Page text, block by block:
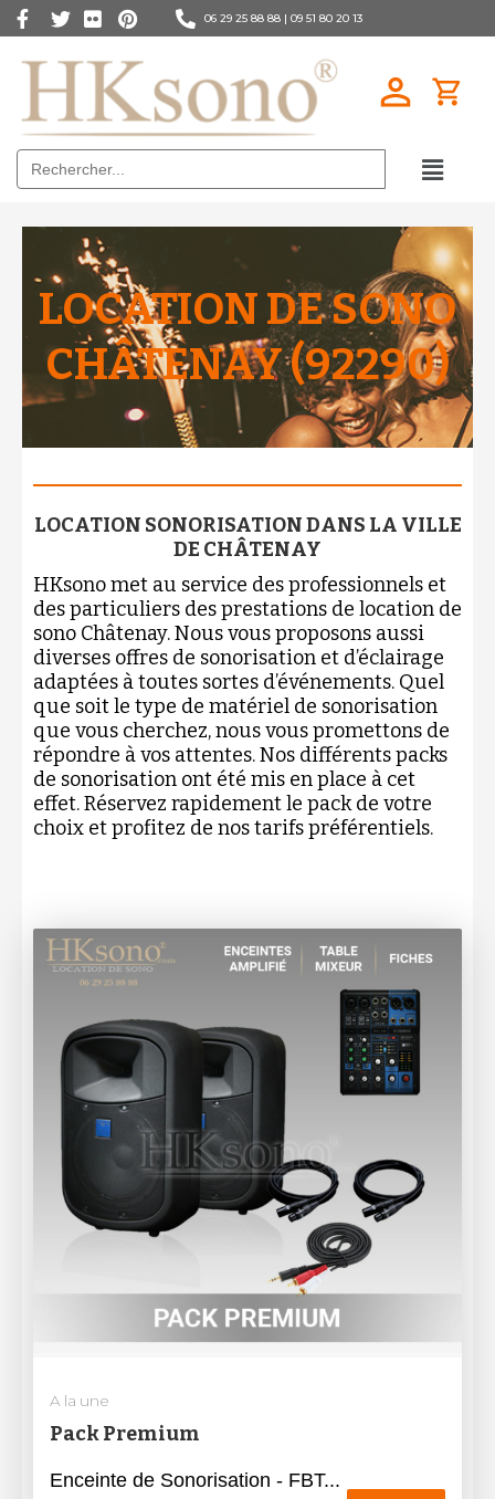
06 29 25 88 88 | 09 51 80 20 13
Search
for:
LOCATION DE SONO
CHÂTENAY (92290)
LOCATION SONORISATION DANS LA VILLE
DE CHÂTENAY
HKsono met au service des professionnels et
des particuliers des prestations de location de
sono Châtenay. Nous vous proposons aussi
diverses offres de sonorisation et d’éclairage
adaptées à toutes sortes d’événements. Quel
que soit le type de matériel de sonorisation
que vous cherchez, nous vous promettons de
répondre à vos attentes. Nos différents packs
de sonorisation ont été mis en place à cet
effet. Réservez rapidement le pack de votre
choix et profitez de nos tarifs préférentiels.
A la une
Pack Premium
Enceinte de Sonorisation - FBT...